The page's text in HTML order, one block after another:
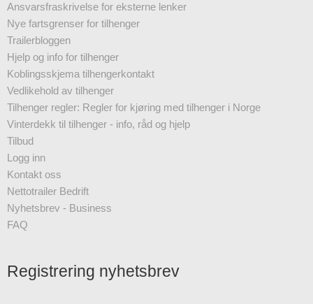
Ansvarsfraskrivelse for eksterne lenker
Nye fartsgrenser for tilhenger
Trailerbloggen
Hjelp og info for tilhenger
Koblingsskjema tilhengerkontakt
Vedlikehold av tilhenger
Tilhenger regler: Regler for kjøring med tilhenger i Norge
Vinterdekk til tilhenger - info, råd og hjelp
Tilbud
Logg inn
Kontakt oss
Nettotrailer Bedrift
Nyhetsbrev - Business
FAQ
Registrering nyhetsbrev